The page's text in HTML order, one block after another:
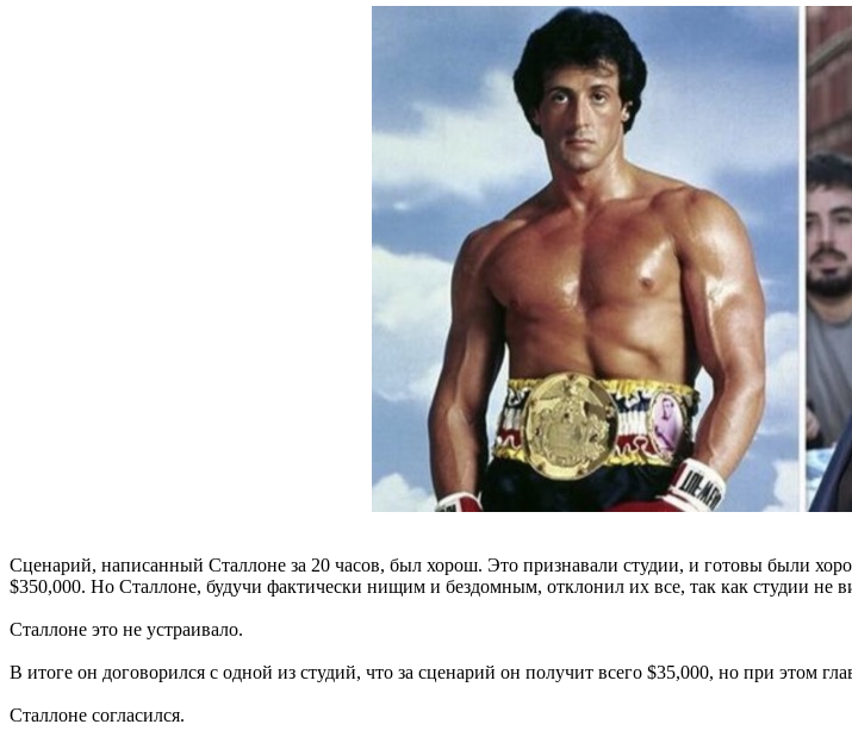
Сценарий, написанный Сталлоне за 20 часов, был хорош. Это признавали студии, и готовы были
$350,000. Но Сталлоне, будучи фактически нищим и бездомным, отклонил их все, так как студии не
Сталлоне это не устраивало.
В итоге он договорился с одной из студий, что за сценарий он получит всего $35,000, но при этом
Сталлоне согласился.